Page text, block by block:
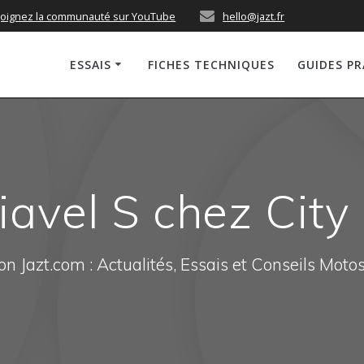
la communauté sur YouTube hello@jazt.fr
ESSAIS FICHES TECHNIQUES GUIDES
S chez
Jazt.com : Actualités, Essais et Conseils